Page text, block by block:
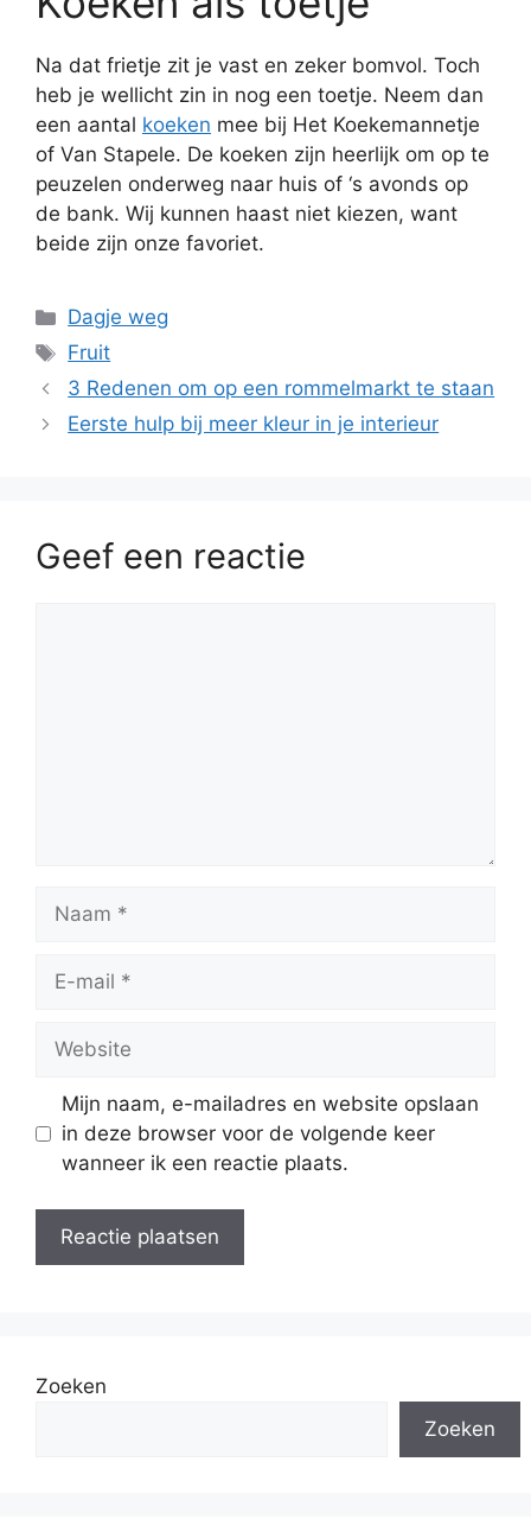
Na dat frietje zit je vast en zeker bomvol. Toch
heb je wellicht zin in nog een toetje. Neem dan
een aantal koeken mee bij Het Koekemannetje
of Van Stapele. De koeken zijn heerlijk om op te
peuzelen onderweg naar huis of ‘s avonds op
de bank. Wij kunnen haast niet kiezen, want
beide zijn onze favoriet.
Categorieën
Dagje weg
Tags
Fruit
3 Redenen om op een rommelmarkt te staan
Eerste hulp bij meer kleur in je interieur
Geef een reactie
Naam
Website
Mijn naam, e-mailadres en website opslaan
in deze browser voor de volgende keer
wanneer ik een reactie plaats.
Zoeken
Zoeken